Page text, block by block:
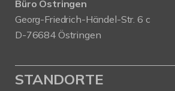
Büro Östringen
Georg-Friedrich-Händel-Str. 6 c
D-76684 Östringen
STANDORTE